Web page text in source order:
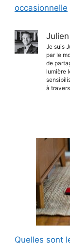
occasionnelle
Julien
Je suis
par le
de
lumière
à
Quelles sont